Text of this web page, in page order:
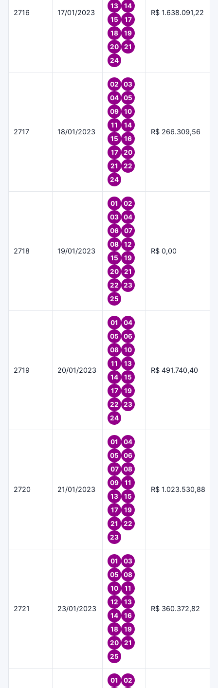
2716 17/01/2023
13
14
15
17
18
19
20
21
24
R$ 1.638.091,22
2717 18/01/2023
02
03
04
05
09
10
11
14
15
16
17
20
21
22
24
R$ 266.309,56
2718 19/01/2023
01
02
03
04
06
07
08
12
15
19
20
21
22
23
25
R$ 0,00
2719 20/01/2023
01
04
05
06
08
10
11
13
14
15
17
19
22
23
24
R$ 491.740,40
2720 21/01/2023
01
04
05
06
07
08
09
11
13
15
17
19
21
22
23
R$ 1.023.530,88
2721 23/01/2023
01
03
05
08
10
11
12
13
14
16
18
19
20
21
25
R$ 360.372,82
01
02